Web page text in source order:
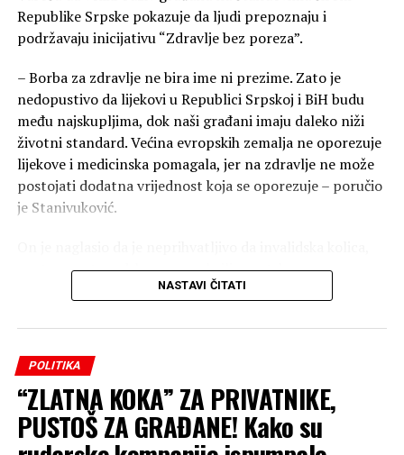
Republike Srpske pokazuje da ljudi prepoznaju i
podržavaju inicijativu “Zdravlje bez poreza”.
– Borba za zdravlje ne bira ime ni prezime. Zato je
nedopustivo da lijekovi u Republici Srpskoj i BiH budu
među najskupljima, dok naši građani imaju daleko niži
životni standard. Većina evropskih zemalja ne oporezuje
lijekove i medicinska pomagala, jer na zdravlje ne može
postojati dodatna vrijednost koja se oporezuje – poručio
je Stanivuković.
proteze, ortopedska pomagala ili sportska oprema za
lica sa invaliditetom imaju isti poreski tretman kao
– Želimo humaniju državu koja će stati uz svoje građane.
Nemamo ništa protiv farmaceutskih kompanija, ali
jesmo protiv interesnih lobija koji godinama čuvaju
visoke marže i poreze na teret pacijenata. Naš cilj je da
ispravimo nepravdu i izgradimo sistem koji će štititi
NASTAVI ČITATI
POLITIKA
“ZLATNA KOKA” ZA PRIVATNIKE,
PUSTOŠ ZA GRAĐANE! Kako su